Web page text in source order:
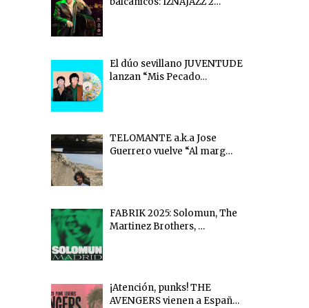
El dúo sevillano JUVENTUDE
lanzan “Mis Pecado…
TELOMANTE a.k.a Jose
Guerrero vuelve “Al marg…
FABRIK 2025: Solomun, The
Martinez Brothers, …
¡Atención, punks! THE
AVENGERS vienen a Españ…